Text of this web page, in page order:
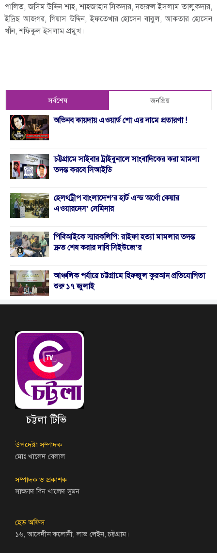
পালিত, জসিম উদ্দিন শাহ, শাহজাহান সিকদার, নজরুল ইসলাম তালুকদার,
ইদ্রিছ আজগর, গিয়াস উদ্দিন, ইফতেখার হোসেন বাবুল, আকতার হোসেন
খাঁন, শফিকুল ইসলাম প্রমুখ।
সর্বশেষ জনপ্রিয়
অভিনব কায়দায় এওয়ার্ড শো এর নামে প্রতারণা !
চট্টগ্রামে সাইবার ট্রাইবুনালে সাংবাদিকের করা মামলা
তদন্ত করবে সিআইডি
হেলথট্রীপ বাংলাদেশ’র হার্ট এন্ড অর্থো কেয়ার
এওয়ারনেস’ সেমিনার
পিবিআইকে স্মারকলিপি: রাইফা হত্যা মামলার তদন্ত
দ্রুত শেষ করার দাবি সিইউজে’র
আঞ্চলিক পর্যায়ে চট্টগ্রামে হিফজুল কুরআন প্রতিযোগিতা
শুরু ১৭ জুলাই
চট্টলা টিভি
উপদেষ্টা সম্পাদক
মোঃ খালেদ বেলাল
সম্পাদক ও প্রকাশক
সাজ্জাদ বিন খালেদ সুমন
হেড অফিস
১৬, আবেদীন কলোনী, লাভ লেইন, চট্টগ্রাম।